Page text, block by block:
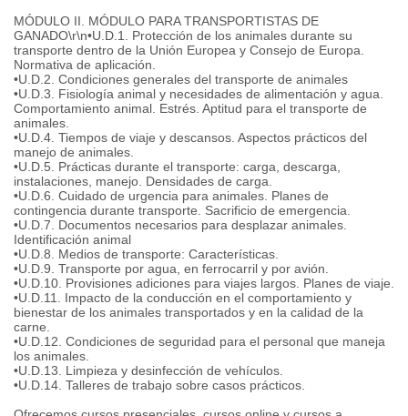
MÓDULO II. MÓDULO PARA TRANSPORTISTAS DE
GANADO\r\n•U.D.1. Protección de los animales durante su
transporte dentro de la Unión Europea y Consejo de Europa.
Normativa de aplicación.
•U.D.2. Condiciones generales del transporte de animales
•U.D.3. Fisiología animal y necesidades de alimentación y agua.
Comportamiento animal. Estrés. Aptitud para el transporte de
animales.
•U.D.4. Tiempos de viaje y descansos. Aspectos prácticos del
manejo de animales.
•U.D.5. Prácticas durante el transporte: carga, descarga,
instalaciones, manejo. Densidades de carga.
•U.D.6. Cuidado de urgencia para animales. Planes de
contingencia durante transporte. Sacrificio de emergencia.
•U.D.7. Documentos necesarios para desplazar animales.
Identificación animal
•U.D.8. Medios de transporte: Características.
•U.D.9. Transporte por agua, en ferrocarril y por avión.
•U.D.10. Provisiones adiciones para viajes largos. Planes de viaje.
•U.D.11. Impacto de la conducción en el comportamiento y
bienestar de los animales transportados y en la calidad de la
carne.
•U.D.12. Condiciones de seguridad para el personal que maneja
los animales.
•U.D.13. Limpieza y desinfección de vehículos.
•U.D.14. Talleres de trabajo sobre casos prácticos.